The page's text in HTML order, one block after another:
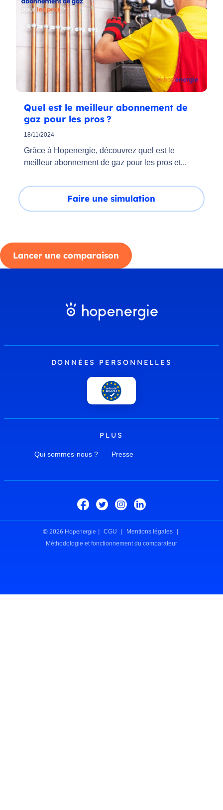
Quel est le meilleur abonnement de
gaz pour les pros ?
18/11/2024
Grâce à Hopenergie, découvrez quel est le
meilleur abonnement de gaz pour les pros et...
Faire une simulation
Lancer une comparaison
DONNÉES PERSONNELLES
PLUS
Qui sommes-nous ? Presse
© 2026 Hopenergie CGU
Mentions légales
Méthodologie et fonctionnement du comparateur